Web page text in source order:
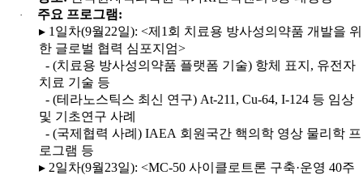
· 주요 프로그램:
▸ 1 일차(9월22일): <제 1 회 치료용 방사성의약품 개발을 위
한 글로벌 협력 심포지엄>
- (치료용 방사성의약품 플랫폼 기술) 항체 표지 , 유전자
치료 기술 등
- (테라노스틱스 최신 연구) At-211, Cu-64, I-124 등 임상
및 기초연구 사례
- (국제협력 사례 ) IAEA 회원국간 핵의학 영상 물리학 프
로그램 등
▸ 2일차(9월23일): <MC-50 사이클로트론 구축·운영 40주